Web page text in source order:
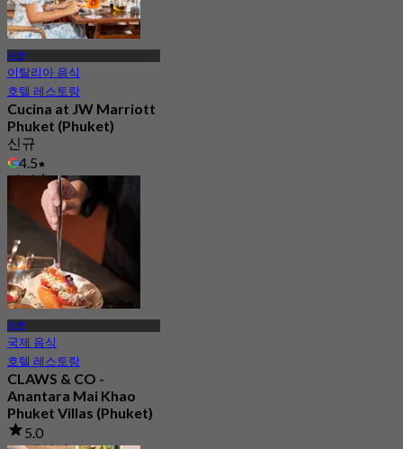
푸켓
이탈리아 음식
호텔 레스토랑
Cucina at JW Marriott
Phuket (Phuket)
신규
4.5
에서฿ 890
푸켓
국제 음식
호텔 레스토랑
CLAWS & CO -
Anantara Mai Khao
Phuket Villas (Phuket)
5.0